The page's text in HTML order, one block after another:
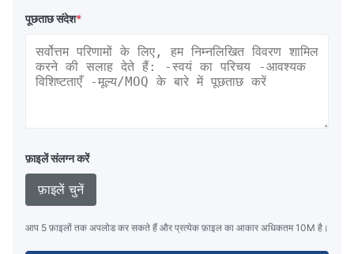
पूछताछ संदेश*
फ़ाइलें संलग्न करें
फ़ाइलें चुनें
आप 5 फ़ाइलों तक अपलोड कर सकते हैं और प्रत्येक फ़ाइल का आकार अधिकतम 10M है।